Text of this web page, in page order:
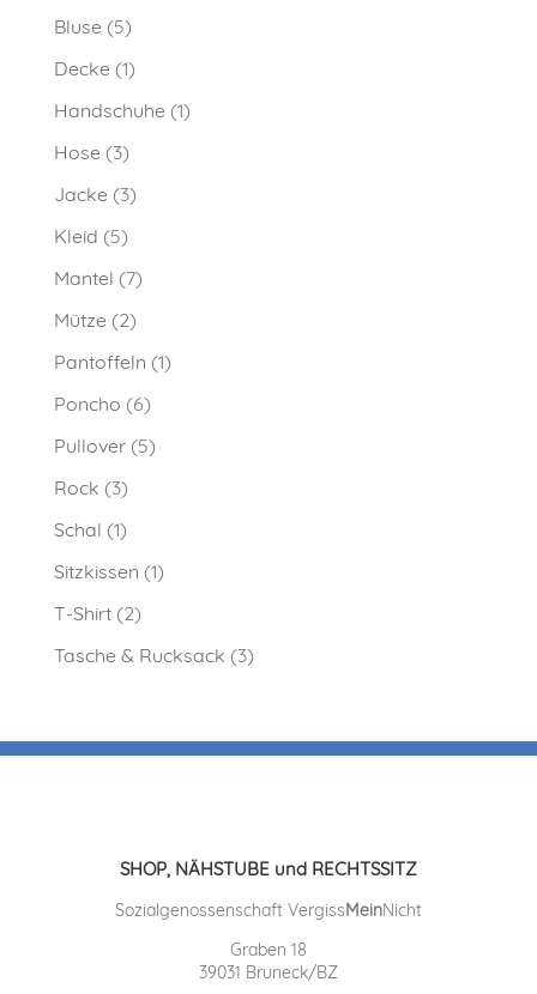
Bluse (5)
Decke (1)
Handschuhe (1)
Hose (3)
Jacke (3)
Kleid (5)
Mantel (7)
Mütze (2)
Pantoffeln (1)
Poncho (6)
Pullover (5)
Rock (3)
Schal (1)
Sitzkissen (1)
T-Shirt (2)
Tasche & Rucksack (3)
SHOP, NÄHSTUBE und RECHTSSITZ
Sozialgenossenschaft VergissMeinNicht
Graben 18
39031 Bruneck/BZ